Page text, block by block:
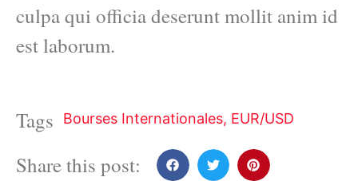
culpa qui officia deserunt mollit anim id
est laborum.
Tags Bourses Internationales, EUR/USD
Share this post: